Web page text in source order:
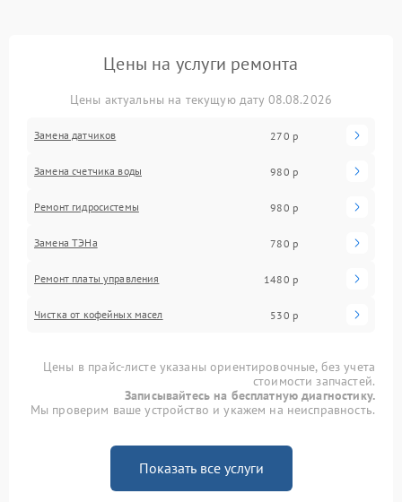
Цены на услуги ремонта
Цены актуальны на текущую дату 08.08.2026
Замена датчиков 270 р
Замена счетчика воды 980 р
Ремонт гидросистемы 980 р
Замена ТЭНа 780 р
Ремонт платы управления 1480 р
Чистка от кофейных масел 530 р
Цены в прайс-листе указаны ориентировочные, без учета
стоимости запчастей.
Записывайтесь на бесплатную диагностику.
Мы проверим ваше устройство и укажем на неисправность.
Показать все услуги